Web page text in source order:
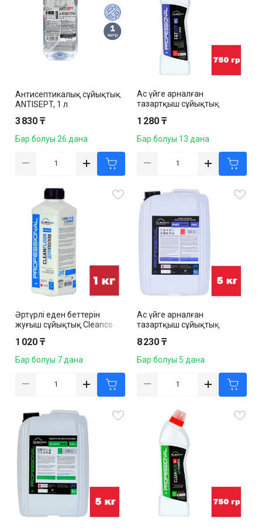
Антисептикалық сұйықтық
ANTISEPT, 1 л
3 830 ₸
Бар болуы 26 дана
Ас үйге арналған
тазартқыш сұйықтық
қарсы, 750 гр
1 280 ₸
Бар болуы 13 дана
Әртүрлі еден беттерін
жуғыш сұйықтық Cleanco
1 020 ₸
Бар болуы 7 дана
Ас үйге арналған
тазартқыш сұйықтық
қарсы, 5 кг
8 230 ₸
Бар болуы 5 дана